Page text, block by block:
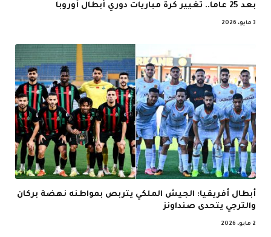
بعد 25 عاما.. تغيير كرة مباريات دوري أبطال أوروبا
3 مايو، 2026
أبطال أفريقيا: الجيش الملكي يتربص بمواطنه نهضة بركان
والترجي يتحدى صنداونز
2 مايو، 2026